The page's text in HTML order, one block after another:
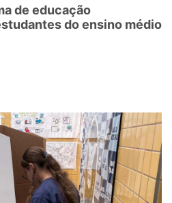
de educação
do ensino médio